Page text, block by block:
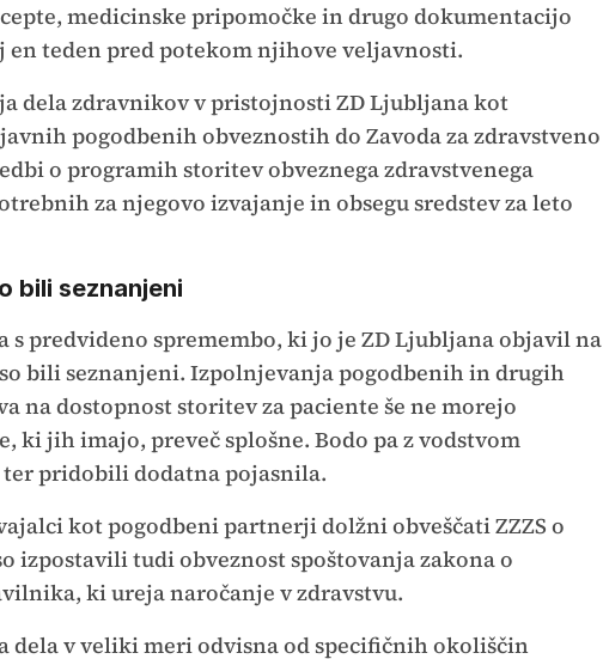
medicinske pripomočke in drugo dokumentacijo
teden pred potekom njihove veljavnosti.
dela zdravnikov v pristojnosti ZD Ljubljana kot
pogodbenih obveznostih do Zavoda za zdravstveno
o programih storitev obveznega zdravstvenega
za njegovo izvajanje in obsegu sredstev za leto
bili seznanjeni
s predvideno spremembo, ki jo je ZD Ljubljana objavil na
bili seznanjeni. Izpolnjevanja pogodbenih in drugih
na dostopnost storitev za paciente še ne morejo
ki jih imajo, preveč splošne. Bodo pa z vodstvom
pridobili dodatna pojasnila.
kot pogodbeni partnerji dolžni obveščati ZZZS o
izpostavili tudi obveznost spoštovanja zakona o
ki ureja naročanje v zdravstvu.
dela v veliki meri odvisna od specifičnih okoliščin